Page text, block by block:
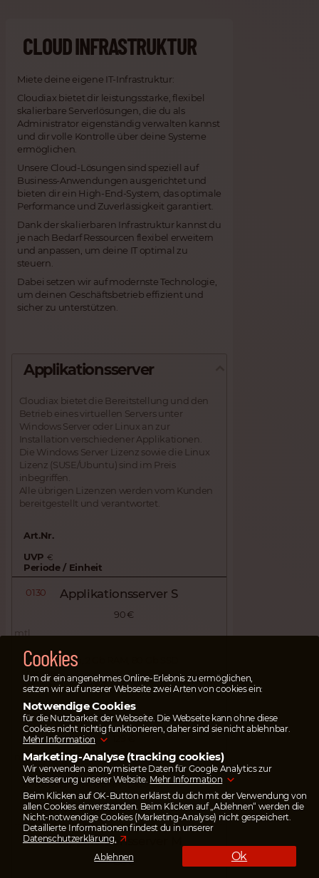
CLOUD INFRASTRUKTUR
Miete deine eigene IT-Infrastruktur:
Cloudiax bietet dir leistungsstarke, flexibel
skalierbare Serverlösungen, die du als
Administrator eigenständig verwalten kannst
und dir volle Kontrolle über deine Systeme
ermöglichen.
Unsere Cloud-Lösungen sind speziell auf
Business-Anwendungen ausgerichtet und
bieten dir ein High-End-System, das optimale
Performance und Zuverlässigkeit garantiert.
Dank der skalierbaren Infrastruktur kannst du
je nach Bedarf Ressourcen flexibel erweitern
und anpassen, um deine IT optimal zu
steuern.
Dabei setzen wir auf modernste Technologie,
um deinen Geschäftsbetrieb effizient und
sicher zu unterstützen.
Applikationsserver
Cloudiax bietet die Bereitstellung und den
Betrieb eines virtuellen Servers unter
Windows Server oder Linux an zur
Installation verschiedener Applikationen.
Die Windows Server Lizenz sowie die Linux
Lizenz (SUSE/Ubuntu) sind im Preis
inbegriffen.
Alle übrigen Lizenzen werden vom Kunden
bereitgestellt und verantwortet.
Art.Nr.
UVP €
Periode / Einheit
0130 Applikationsserver S
90 €
mtl.
2 Prozessoren, 2 Gb RAM, 80 Gb SSD
Storage,
10 Gbit/s Netzwerkkarte
0137 Applikationsserver S2
mtl.
2 Prozessoren, 4 Gb RAM, 100 Gb SSD
Storage,
10 Gbit/s Netzwerkkarte
0131 Applikationsserver M
158 €
Cookies
Um dir ein angenehmes Online-Erlebnis zu ermöglichen,
setzen wir auf unserer Webseite zwei Arten von cookies ein:
Notwendige Cookies
für die Nutzbarkeit der Webseite. Die Webseite kann ohne diese
Cookies nicht richtig funktionieren, daher sind sie nicht ablehnbar.
Mehr Information
Marketing-Analyse (tracking cookies)
Wir verwenden anonymisierte Daten für Google Analytics zur
Verbesserung unserer Website. Mehr Information
Beim Klicken auf OK-Button erklärst du dich mit der Verwendung von
allen Cookies einverstanden. Beim Klicken auf „Ablehnen“ werden die
Nicht-notwendige Cookies (Marketing-Analyse) nicht gespeichert.
Detaillierte Informationen findest du in unserer
Datenschutzerklärung.
Ablehnen
Ok